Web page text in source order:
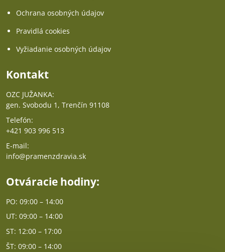
Ochrana osobných údajov
Pravidlá cookies
Vyžiadanie osobných údajov
Kontakt
OZC JUŽANKA:
gen. Svobodu 1, Trenčín 91108
Telefón:
+421 903 996 513
E-mail:
info@pramenzdravia.sk
Otváracie hodiny:
PO: 09:00 – 14:00
UT: 09:00 – 14:00
ST: 12:00 – 17:00
ŠT: 09:00 – 14:00